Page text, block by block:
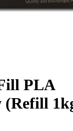
PLA
(Refill